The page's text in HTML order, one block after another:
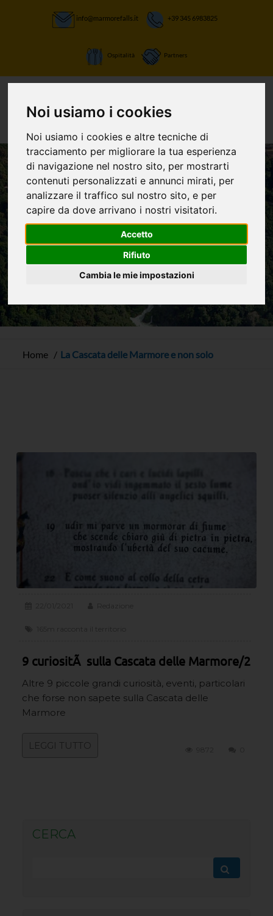
Noi usiamo i cookies
Noi usiamo i cookies e altre tecniche di
tracciamento per migliorare la tua esperienza
di navigazione nel nostro sito, per mostrarti
contenuti personalizzati e annunci mirati, per
analizzare il traffico sul nostro sito, e per
capire da dove arrivano i nostri visitatori.
Accetto
Rifiuto
Cambia le mie impostazioni
info@marmorefalls.it +39 345 6983825
Ospitalità Partners
LASCIATI STUPIRE:
La Cascata delle
Marmore e non
solo
Home La Cascata delle Marmore e non solo
9 curiositÃ sulla Cascata delle Marmore/2
Altre 9 piccole grandi curiosità, eventi, particolari
che forse non sapete sulla Cascata delle
Marmore
LEGGI TUTTO
CERCA